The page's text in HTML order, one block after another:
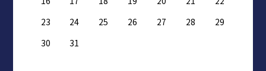
23
24 25 26 27 28
29
30
31